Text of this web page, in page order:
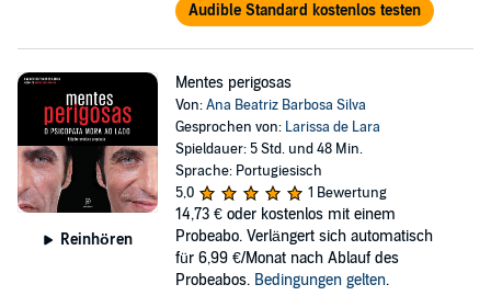
Audible Standard kostenlos testen
Reinhören
Mentes perigosas
Von:Ana Beatriz Barbosa Silva
Gesprochen von: Larissa de Lara
Spieldauer: 5 Std. und 48 Min.
Sprache: Portugiesisch
5,0
1 Bewertung
14,73 € oder kostenlos mit einem
Probeabo. Verlängert sich automatisch
für 6,99 €/Monat nach Ablauf des
Probeabos. Bedingungen gelten.